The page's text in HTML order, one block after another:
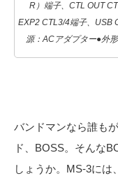
R）端子、CTL OUT
EXP2 CTL3/4端子、USB
源：ACアダプター●外
バンドマンなら誰も
ド、BOSS。そんな
しょうか。MS-3には